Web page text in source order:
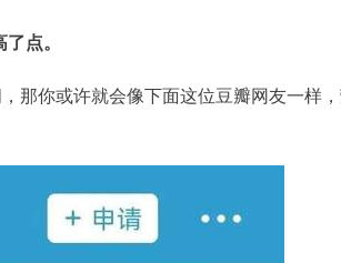
点。
那你或许就会像下面这位豆瓣网友一样